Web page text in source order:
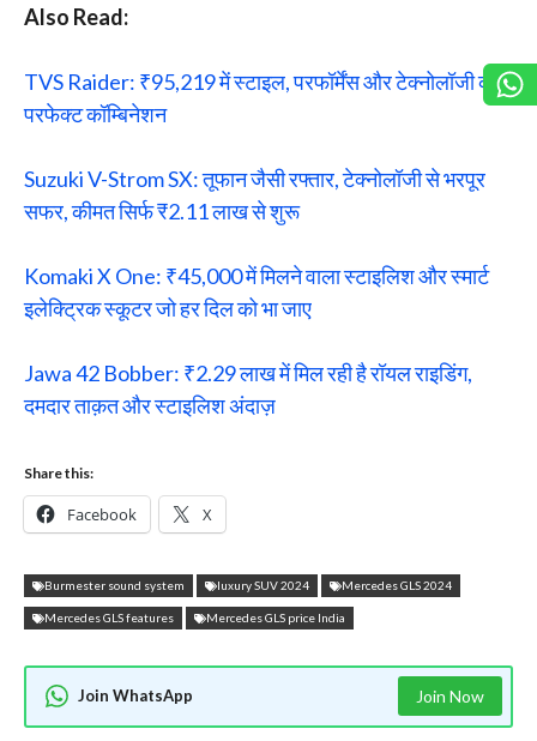
Also Read:
TVS Raider: ₹95,219 में स्टाइल, परफॉर्मेंस और टेक्नोलॉजी का
परफेक्ट कॉम्बिनेशन
Suzuki V-Strom SX: तूफान जैसी रफ्तार, टेक्नोलॉजी से भरपूर
सफर, कीमत सिर्फ ₹2.11 लाख से शुरू
Komaki X One: ₹45,000 में मिलने वाला स्टाइलिश और स्मार्ट
इलेक्ट्रिक स्कूटर जो हर दिल को भा जाए
Jawa 42 Bobber: ₹2.29 लाख में मिल रही है रॉयल राइडिंग,
दमदार ताक़त और स्टाइलिश अंदाज़
Share this:
Facebook X
Burmester sound system luxury SUV 2024 Mercedes GLS 2024
Mercedes GLS features Mercedes GLS price India
Join WhatsApp Join Now